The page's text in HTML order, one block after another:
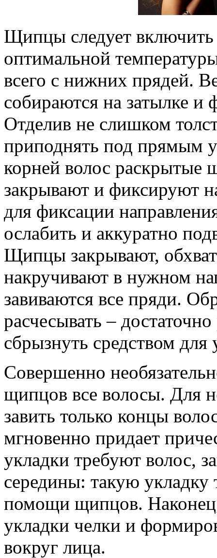
Щипцы следует включить
оптимальной
всего с нижних прядей.
собираются на затылке
Отделив не слишком
приподнять под прямым
корней волос
закрывают и фиксируют
для фиксации
ослабить и аккуратно
Щипцы закрывают,
накручивают в нужном
завиваются все пряди.
расчесывать –
сбрызнуть средством для
Совершенно
щипцов все волосы. Для
завить только концы
мгновенно придает
укладки требуют волос,
середины: такую укладку
помощи щипцов.
укладки челки и
вокруг лица.